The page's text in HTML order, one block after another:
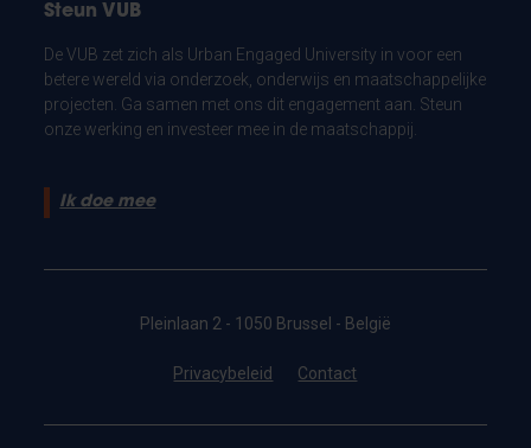
Steun VUB
De VUB zet zich als Urban Engaged University in voor een
betere wereld via onderzoek, onderwijs en maatschappelijke
projecten. Ga samen met ons dit engagement aan. Steun
onze werking en investeer mee in de maatschappij.
Ik doe mee
Pleinlaan 2 - 1050 Brussel - België
Privacybeleid Contact